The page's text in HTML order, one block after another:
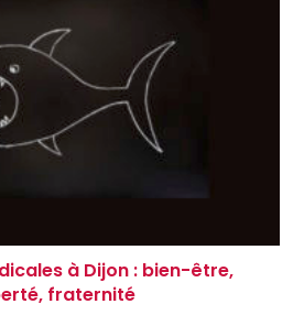
à Dijon : bien-être,
fraternité